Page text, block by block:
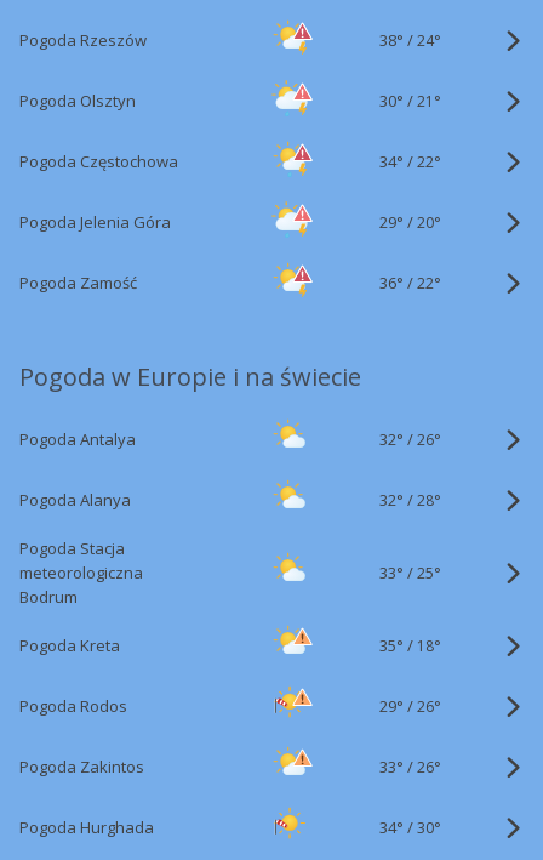
Pogoda Rzeszów 38° /24°
Pogoda Olsztyn 30° /21°
Pogoda Częstochowa 34° /22°
Pogoda Jelenia Góra 29° /20°
Pogoda Zamość 36° /22°
Pogoda w Europie i na świecie
Pogoda Antalya 32° /26°
Pogoda Alanya 32° /28°
Pogoda Stacja
meteorologiczna
Bodrum
33° /25°
Pogoda Kreta 35° / 18°
Pogoda Rodos 29° /26°
Pogoda Zakintos 33° /26°
Pogoda Hurghada 34° /30°